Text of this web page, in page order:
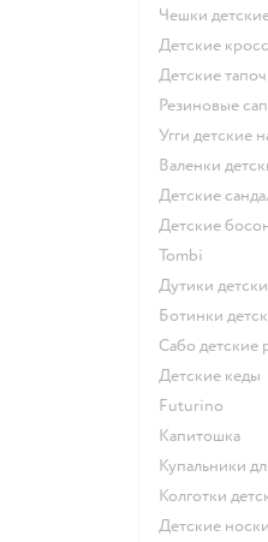
Чешки
Детские
Детские
Резиновые
Угги детские
Валенки
Детские
Детские
Tombi
Дутики
Ботинки
Сабо
Детские кеды
Futurino
Капитошка
Купальники
Колготки
Детские носки